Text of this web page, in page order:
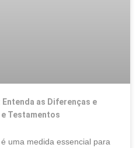
as Diferenças e
Testamentos
uma medida essencial para